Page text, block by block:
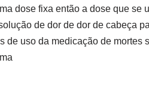
dose fixa então a dose que se
de dor de dor de cabeça
uso da medicação de mortes